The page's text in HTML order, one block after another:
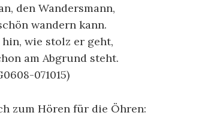
den Wandersmann,
wandern kann.
wie stolz er geht,
am Abgrund steht.
071015)
zum Hören für die Öhren: